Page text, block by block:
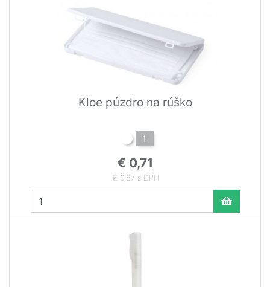
Kloe púzdro na rúško
1
€ 0,71
€ 0,87 s DPH